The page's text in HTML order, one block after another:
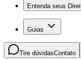
Entenda seus
Guias
Tire dúvidasContato